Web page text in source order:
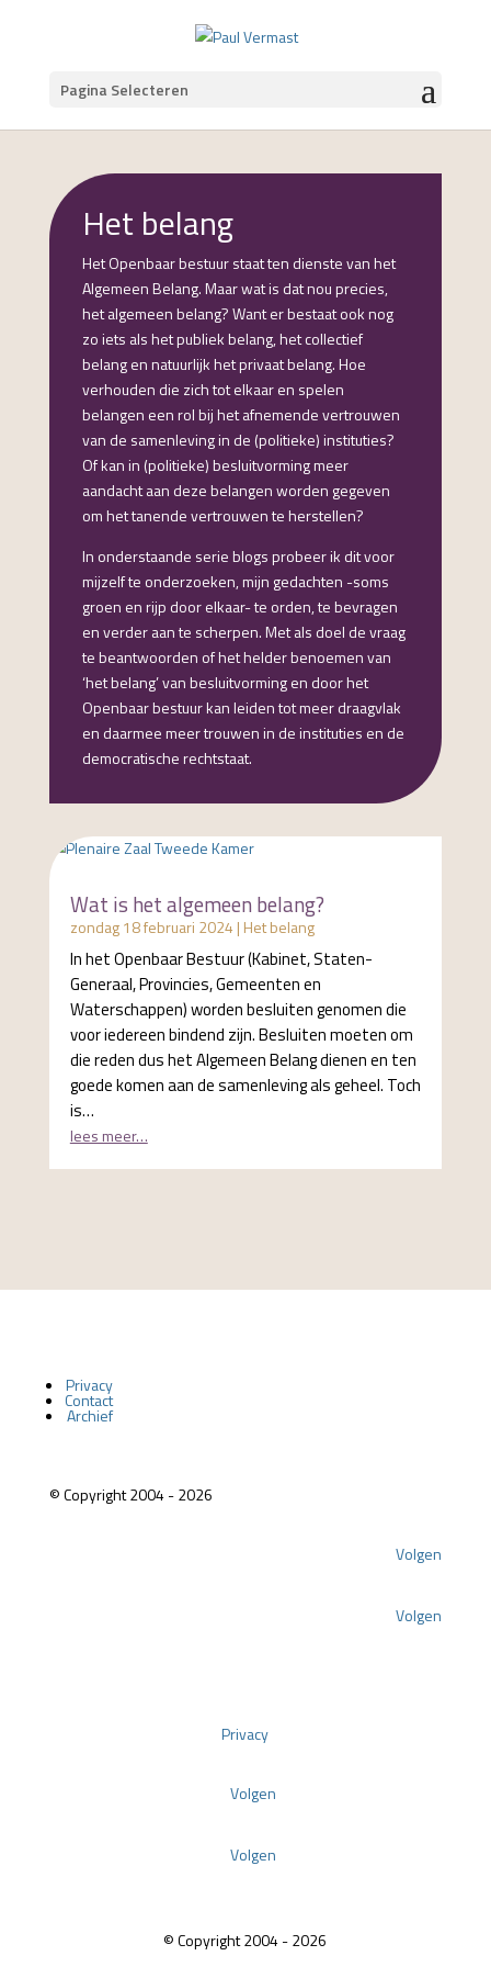
Pagina Selecteren
Het belang
Het Openbaar bestuur staat ten dienste van het
Algemeen Belang. Maar wat is dat nou precies,
het algemeen belang? Want er bestaat ook nog
zo iets als het publiek belang, het collectief
belang en natuurlijk het privaat belang. Hoe
verhouden die zich tot elkaar en spelen
belangen een rol bij het afnemende vertrouwen
van de samenleving in de (politieke) instituties?
Of kan in (politieke) besluitvorming meer
aandacht aan deze belangen worden gegeven
om het tanende vertrouwen te herstellen?
In onderstaande serie blogs probeer ik dit voor
mijzelf te onderzoeken, mijn gedachten -soms
groen en rijp door elkaar- te orden, te bevragen
en verder aan te scherpen. Met als doel de vraag
te beantwoorden of het helder benoemen van
‘het belang’ van besluitvorming en door het
Openbaar bestuur kan leiden tot meer draagvlak
en daarmee meer trouwen in de instituties en de
democratische rechtstaat.
Wat is het algemeen belang?
zondag 18 februari 2024 | Het belang
In het Openbaar Bestuur (Kabinet, Staten-
Generaal, Provincies, Gemeenten en
Waterschappen) worden besluiten genomen die
voor iedereen bindend zijn. Besluiten moeten om
die reden dus het Algemeen Belang dienen en ten
goede komen aan de samenleving als geheel. Toch
is…
lees meer…
Privacy
Contact
Archief
© Copyright 2004 - 2026
Volgen
Volgen
Privacy
Volgen
Volgen
© Copyright 2004 - 2026